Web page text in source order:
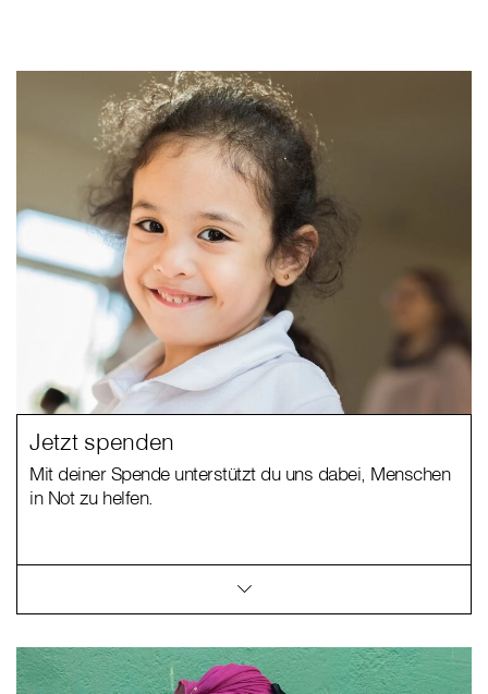
Jetzt spenden
Mit deiner Spende unterstützt du uns dabei, Menschen
in Not zu helfen.